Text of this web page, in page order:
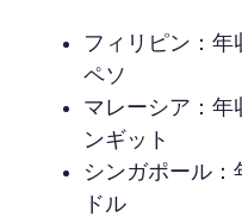
フィリピン：年
ペソ
マレーシア：年
ンギット
シンガポール：
ドル